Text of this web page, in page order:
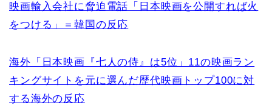
映画輸入会社に脅迫電話「日本映画を公開すれば火
をつける」＝韓国の反応
海外「日本映画『七人の侍』は5位」11の映画ラン
キングサイトを元に選んだ歴代映画トップ100に対
する海外の反応